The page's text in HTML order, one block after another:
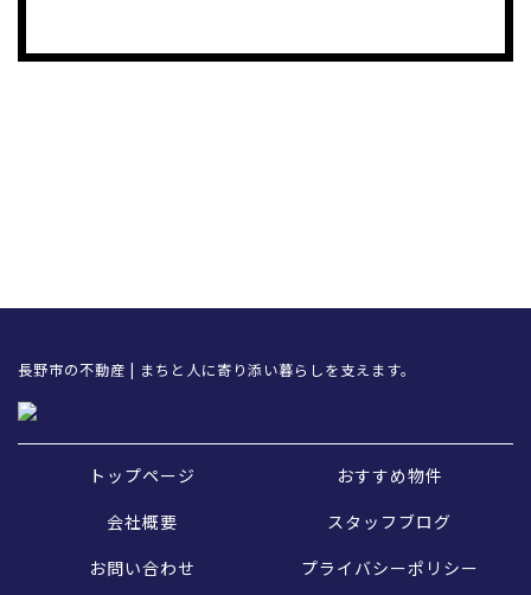
長野市の不動産 | まちと人に寄り添い暮らしを支えます。
トップページ
おすすめ物件
会社概要
スタッフブログ
お問い合わせ
プライバシーポリシー